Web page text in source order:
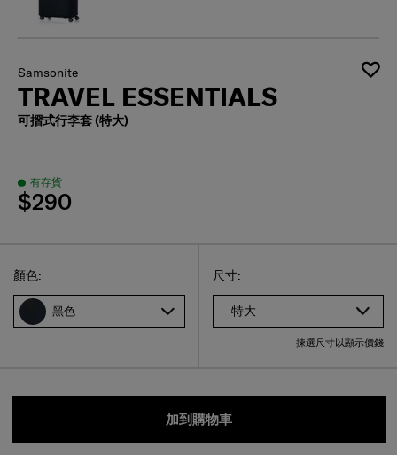
Samsonite
TRAVEL ESSENTIALS
可摺式行李套 (特大)
有存貨
$290
選擇尺碼
Select
尺寸:
特大
揀選尺寸以顯示價錢
Select
顏色:
黑色
加到購物車